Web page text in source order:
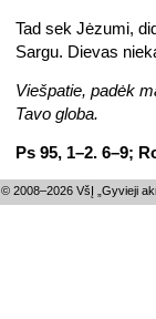
Tad sek Jėzumi,
Sargu. Dievas
Viešpatie, padėk
Tavo globa.
Ps 95, 1–2. 6–9;
© 2008–2026 VšĮ „Gyvieji